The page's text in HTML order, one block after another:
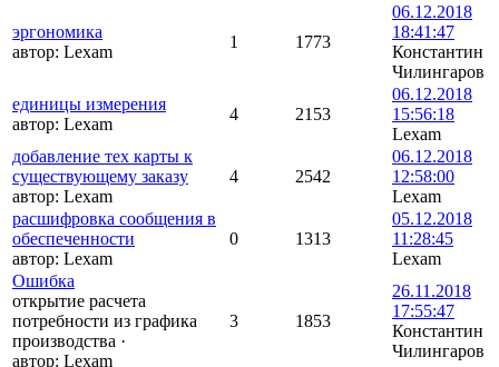
эргономика
автор: Lexam
1 1773
06.12.2018
18:41:47
Константин
Чилингаров
единицы измерения
автор: Lexam
4 2153
06.12.2018
15:56:18
Lexam
добавление тех карты к
существующему заказу
автор: Lexam
4 2542
06.12.2018
12:58:00
Lexam
расшифровка сообщения в
обеспеченности
автор: Lexam
0 1313
05.12.2018
11:28:45
Lexam
Ошибка
открытие расчета
потребности из графика
производства ·
автор: Lexam
3 1853
26.11.2018
17:55:47
Константин
Чилингаров